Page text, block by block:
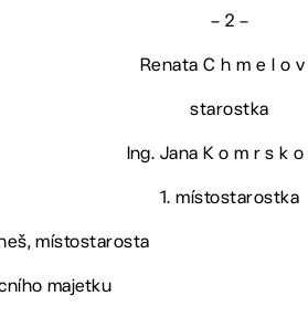
– 2 –
Renata C h m e l o v
starostka
Ing. Jana K o m r s k
1. místostarostka
místostarosta
majetku